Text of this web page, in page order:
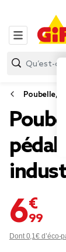
Poubelle,
6,99 €
Dont 0,1€ d’éco-